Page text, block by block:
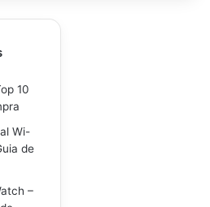
10
Wi-
de
–